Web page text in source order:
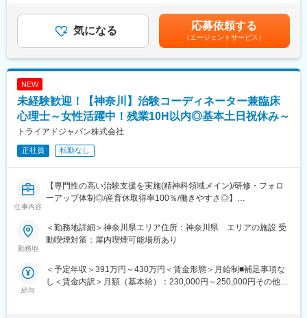
■研修制度
・導入研修(入社後2週間の座学研修)ビジネスマナー、PC操作、薬
学びます。各単元毎に専属社員が講義ををいます。
・継続研修：週に1回、最新の治験情報や振り返りを行い、スキル
アップを図っていきます。
る仕事となっています。また、未経験の方でも安心して働けるよ
うに、充実した研修とサポート体制が整えております。
・症例報告書の作成
・関連部門の各種調整（薬剤部門、治験担当医など）
■治験進行業務：
・患者様への治験実施内容の説明補助
・患者様のスケジュール管理
CRCとして、新薬の試験段階で患者さんの症状が改善する現場に
立ち会うことができるため、大きなやりがいを感じることができ
たしており、医療業界だけでなく、日本社会全体に対しても高い
貢献性を持っています。
CRCの業務経験がない方でも、導入研修やOJTを通して業務スキ
ルを身に着け、活躍いただくための研修体制を整備しています。
業手当＞有＜給与補足＞■昇給：年1回■賞与：年2回※基本給×3.4
ヶ月（夏冬2回の合計）■残業30時間を超過した場合は別途時間外
手当を支給致します。賃金はあくまでも目安の金額であり、選考
を通じて上下する可能性があります。月給(月額)は固定手当を含め
た表記です。
気になる 応募依頼する
（エージェントサービス）
NEW
未経験歓迎！【神奈川】治験コーディネーター兼臨床
心理士～女性活躍中！残業10H以内◎基本土日祝休み～
トライアドジャパン株式会社
正社員 転勤なし
仕事内容
【専門性の高い治験支援を実施(精神科領域メイン)/研修・フォロ
ーアップ体制◎/産育休取得率100％/働きやすさ◎】
CRC兼臨床心理士を募集いたします！
臨床心理士としてのご経験を活かしつつご活躍いただきたいと考
えており、治験に際しての心理検査業務をメインにご担当いただ
■業務内容：
勤務地
＜勤務地詳細＞神奈川県エリア住所：神奈川県 エリアの施設 受
動喫煙対策：屋内喫煙可能場所あり
給与
＜予定年収＞391万円～430万円＜賃金形態＞月給制■補足事項な
し＜賃金内訳＞月額（基本給）：230,000円～250,000円その他固